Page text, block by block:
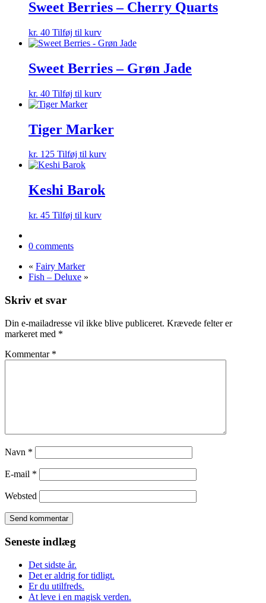
Sweet Berries – Cherry Quarts
kr. 40 Tilføj til kurv
Sweet Berries – Grøn Jade
kr. 40 Tilføj til kurv
Tiger Marker
kr. 125 Tilføj til kurv
Keshi Barok
kr. 45 Tilføj til kurv
0 comments
« Fairy Marker
Fish – Deluxe »
Skriv et svar
Din e-mailadresse vil ikke blive publiceret. Krævede felter er
markeret med *
Kommentar *
Navn *
E-mail *
Websted
Seneste indlæg
Det sidste år.
Det er aldrig for tidligt.
Er du utilfreds.
At leve i en magisk verden.